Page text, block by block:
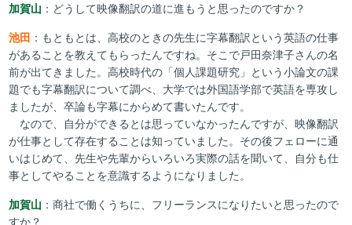
加賀山 ：どうして映像翻訳の道に進もうと思ったのですか？
池田 ：もともとは、高校のときの先生に字幕翻訳という英語の仕事
があることを教えてもらったんですね。そこで戸田奈津子さんの名
前が出てきました。高校時代の「個人課題研究」という小論文の課
題でも字幕翻訳について調べ、大学では外国語学部で英語を専攻し
ましたが、卒論も字幕にからめて書いたんです。
なので、自分ができるとは思っていなかったんですが、映像翻訳
が仕事として存在することは知っていました。その後フェローに通
いはじめて、先生や先輩からいろいろ実際の話を聞いて、自分も仕
事としてやることを意識するようになりました。
加賀山 ：商社で働くうちに、フリーランスになりたいと思ったので
すか？